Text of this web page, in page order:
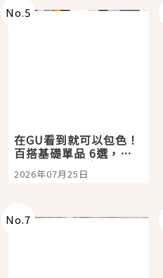
No.5
在GU看到就可以包色！
百搭基礎單品 6選，閉
眼全收也不心疼
2026年07月25日
No.7